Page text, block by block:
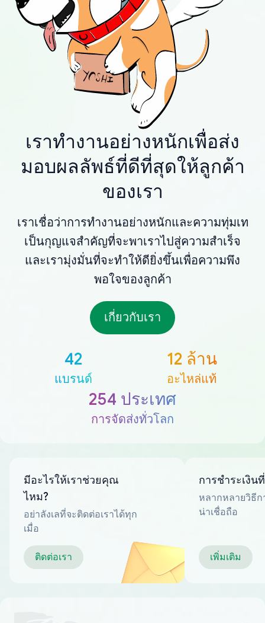
เราทำงานอย่างหนักเพื่อส่ง
มอบผลลัพธ์ที่ดีที่สุดให้ลูกค้า
ของเรา
เราเชื่อว่าการทำงานอย่างหนักและความทุ่มเท
เป็นกุญแจสำคัญที่จะพาเราไปสู่ความสำเร็จ
และเรามุ่งมั่นที่จะทำให้ดียิ่งขึ้นเพื่อความพึง
พอใจของลูกค้า
เกี่ยวกับเรา
42
แบรนด์
12 ล้าน
อะไหล่แท้
254 ประเทศ
การจัดส่งทั่วโลก
มีอะไรให้เราช่วยคุณ
ไหม?
อย่าลังเลที่จะติดต่อเราได้ทุก
เมื่อ
ติดต่อเรา
การชำระเงิน
หลากหลายวิธีก
น่าเชื่อถือ
เพิ่มเติม